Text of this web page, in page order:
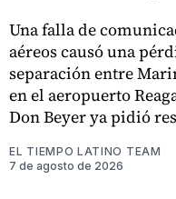
Una falla de
aéreos causó una
separación entre
en el aeropuerto
Don Beyer ya pidió
EL TIEMPO LATINO TEAM
7 de agosto de 2026